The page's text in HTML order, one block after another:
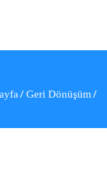
Geri Dönüşüm